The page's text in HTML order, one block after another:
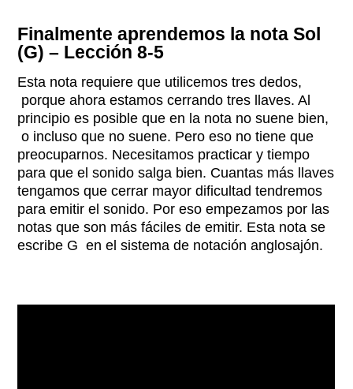
Finalmente aprendemos la nota Sol
(G) – Lección 8-5
Esta nota requiere que utilicemos tres dedos,
porque ahora estamos cerrando tres llaves. Al
principio es posible que en la nota no suene bien,
o incluso que no suene. Pero eso no tiene que
preocuparnos. Necesitamos practicar y tiempo
para que el sonido salga bien. Cuantas más llaves
tengamos que cerrar mayor dificultad tendremos
para emitir el sonido. Por eso empezamos por las
notas que son más fáciles de emitir. Esta nota se
escribe G en el sistema de notación anglosajón.